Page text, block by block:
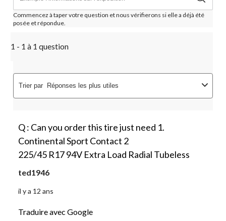
Commencez à taper votre question et nous vérifierons si elle a déjà été
posée et répondue.
1 - 1 à 1 question
Trier par Réponses les plus utiles
Q : Can you order this tire just need 1.
Continental Sport Contact 2
225/45 R17 94V Extra Load Radial Tubeless
ted1946
il y a 12 ans
Traduire avec Google